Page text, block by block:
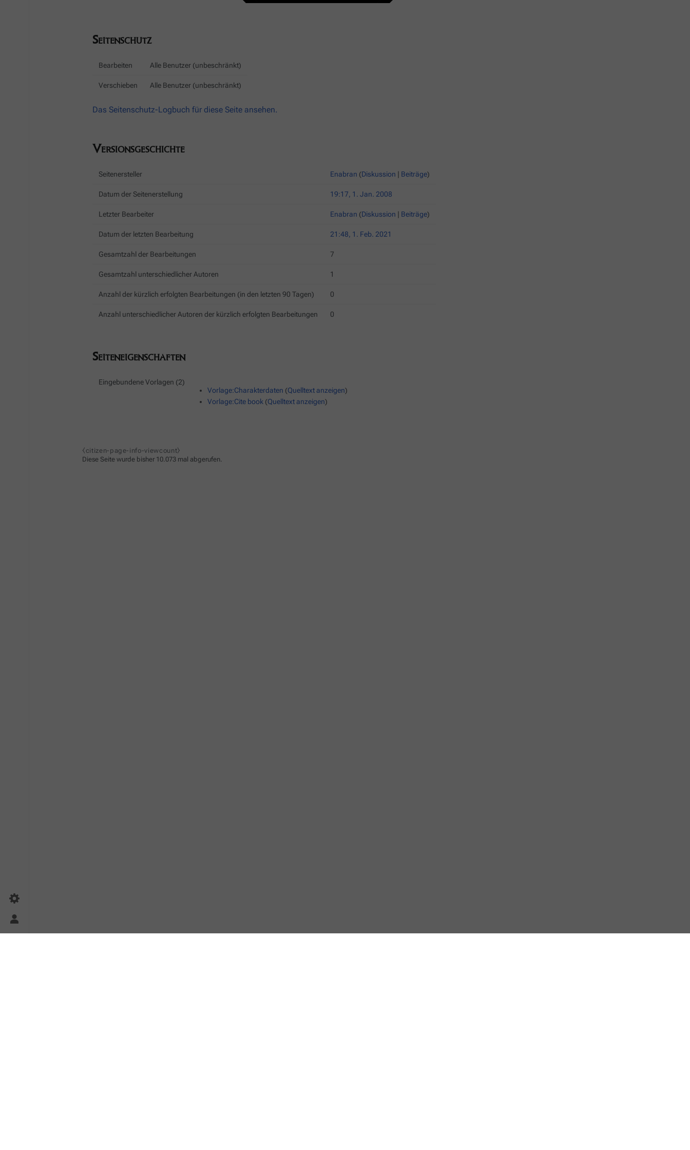
Persönliches
Menü
Seitenschutz
Bearbeiten Alle Benutzer (unbeschränkt)
Verschieben Alle Benutzer (unbeschränkt)
Das Seitenschutz-Logbuch für diese Seite ansehen.
Versionsgeschichte
Seitenersteller Enabran (Diskussion Beiträge)
Datum der Seitenerstellung 19:17, 1. Jan. 2008
Letzter Bearbeiter Enabran (Diskussion Beiträge)
Datum der letzten Bearbeitung 21:48, 1. Feb. 2021
Gesamtzahl der Bearbeitungen 7
Gesamtzahl unterschiedlicher Autoren 1
Anzahl der kürzlich erfolgten Bearbeitungen (in den letzten 90 Tagen) 0
Anzahl unterschiedlicher Autoren der kürzlich erfolgten Bearbeitungen 0
Seiteneigenschaften
Eingebundene Vorlagen (2)
Vorlage:Charakterdaten (Quelltext anzeigen)
Vorlage:Cite book (Quelltext anzeigen)
⧼citizen-page-info-viewcount⧽
Diese Seite wurde bisher 10.073 mal abgerufen.